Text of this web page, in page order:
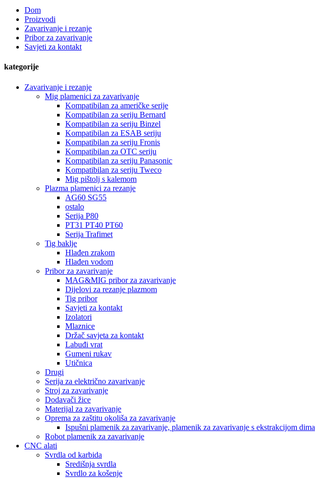
Dom
Proizvodi
Zavarivanje i rezanje
Pribor za zavarivanje
Savjeti za kontakt
kategorije
Zavarivanje i rezanje
Mig plamenici za zavarivanje
Kompatibilan za američke serije
Kompatibilan za seriju Bernard
Kompatibilan za seriju Binzel
Kompatibilan za ESAB seriju
Kompatibilan za seriju Fronis
Kompatibilan za OTC seriju
Kompatibilan za seriju Panasonic
Kompatibilan za seriju Tweco
Mig pištolj s kalemom
Plazma plamenici za rezanje
AG60 SG55
ostalo
Serija P80
PT31 PT40 PT60
Serija Trafimet
Tig baklje
Hlađen zrakom
Hlađen vodom
Pribor za zavarivanje
MAG&MIG pribor za zavarivanje
Dijelovi za rezanje plazmom
Tig pribor
Savjeti za kontakt
Izolatori
Mlaznice
Držač savjeta za kontakt
Labuđi vrat
Gumeni rukav
Utičnica
Drugi
Serija za električno zavarivanje
Stroj za zavarivanje
Dodavači žice
Materijal za zavarivanje
Oprema za zaštitu okoliša za zavarivanje
Ispušni plamenik za zavarivanje, plamenik za zavarivanje s ekstrakcijom dima
Robot plamenik za zavarivanje
CNC alati
Svrdla od karbida
Središnja svrdla
Svrdlo za košenje